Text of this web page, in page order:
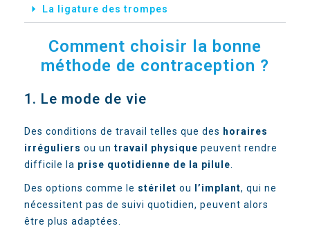
La ligature des trompes
Comment choisir la bonne
méthode de contraception ?
1. Le mode de vie
Des conditions de travail telles que des horaires
irréguliers ou un travail physique peuvent rendre
difficile la prise quotidienne de la pilule
Des options comme le stérilet ou l’implant, qui ne
nécessitent pas de suivi quotidien, peuvent alors
être plus adaptées.